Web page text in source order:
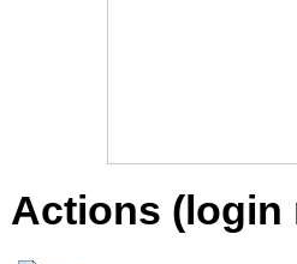
Actions (login